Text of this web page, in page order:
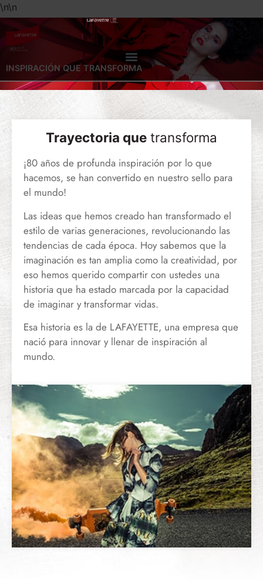
\n\n
INSPIRACIÓN QUE TRANSFORMA
Trayectoria que transforma
¡80 años de profunda inspiración por lo que
hacemos, se han convertido en nuestro sello para
el mundo!
Las ideas que hemos creado han transformado el
estilo de varias generaciones, revolucionando las
tendencias de cada época. Hoy sabemos que la
imaginación es tan amplia como la creatividad, por
eso hemos querido compartir con ustedes una
historia que ha estado marcada por la capacidad
de imaginar y transformar vidas.
Esa historia es la de LAFAYETTE, una empresa que
nació para innovar y llenar de inspiración al
mundo.